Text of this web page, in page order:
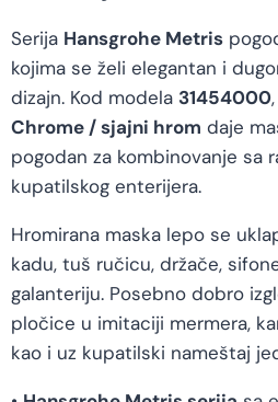
Serija Hansgrohe Metris
kojima se želi elegantan i
dizajn. Kod modela 31454000
Chrome / sjajni hrom daje
pogodan za kombinovanje sa
kupatilskog enterijera.
Hromirana maska lepo se
kadu, tuš ručicu, držače,
galanteriju. Posebno dobro
pločice u imitaciji mermera,
kao i uz kupatilski nameštaj